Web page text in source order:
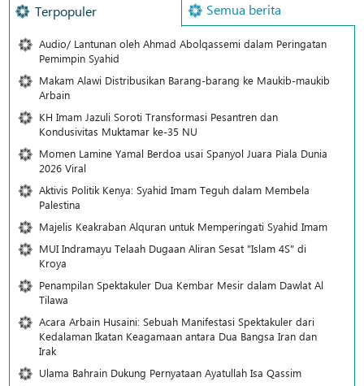
Terpopuler Semua berita
Audio/ Lantunan oleh Ahmad Abolqassemi dalam Peringatan
Pemimpin Syahid
Makam Alawi Distribusikan Barang-barang ke Maukib-maukib
Arbain
KH Imam Jazuli Soroti Transformasi Pesantren dan
Kondusivitas Muktamar ke-35 NU
Momen Lamine Yamal Berdoa usai Spanyol Juara Piala Dunia
2026 Viral
Aktivis Politik Kenya: Syahid Imam Teguh dalam Membela
Palestina
Majelis Keakraban Alquran untuk Memperingati Syahid Imam
MUI Indramayu Telaah Dugaan Aliran Sesat "Islam 4S" di
Kroya
Penampilan Spektakuler Dua Kembar Mesir dalam Dawlat Al
Tilawa
Acara Arbain Husaini: Sebuah Manifestasi Spektakuler dari
Kedalaman Ikatan Keagamaan antara Dua Bangsa Iran dan
Irak
Ulama Bahrain Dukung Pernyataan Ayatullah Isa Qassim